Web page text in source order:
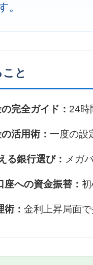
。
と
完全ガイド： 24時
活用術：一度の設
る銀行選び： メガ
座への資金振替：
術：金利上昇局面